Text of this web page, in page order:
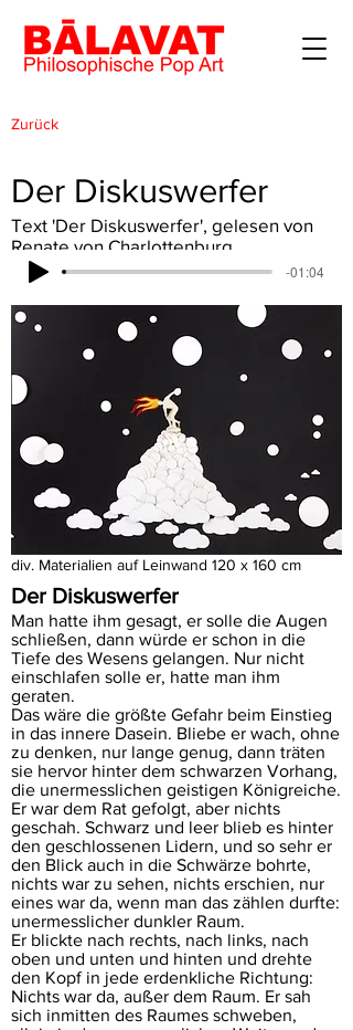
Zurück
Der Diskuswerfer
Text 'Der Diskuswerfer', gelesen von
Renate von Charlottenburg
-01:04
Lade...
div. Materialien auf Leinwand 120 x 160 cm
Der Diskuswerfer
Man hatte ihm gesagt, er solle die Augen
schließen, dann würde er schon in die
Tiefe des Wesens gelangen. Nur nicht
einschlafen solle er, hatte man ihm
geraten.
Das wäre die größte Gefahr beim Einstieg
in das innere Dasein. Bliebe er wach, ohne
zu denken, nur lange genug, dann träten
sie hervor hinter dem schwarzen Vorhang,
die unermesslichen geistigen Königreiche.
Er war dem Rat gefolgt, aber nichts
geschah. Schwarz und leer blieb es hinter
den geschlossenen Lidern, und so sehr er
den Blick auch in die Schwärze bohrte,
nichts war zu sehen, nichts erschien, nur
eines war da, wenn man das zählen durfte:
unermesslicher dunkler Raum.
Er blickte nach rechts, nach links, nach
oben und unten und hinten und drehte
den Kopf in jede erdenkliche Richtung:
Nichts war da, außer dem Raum. Er sah
sich inmitten des Raumes schweben,